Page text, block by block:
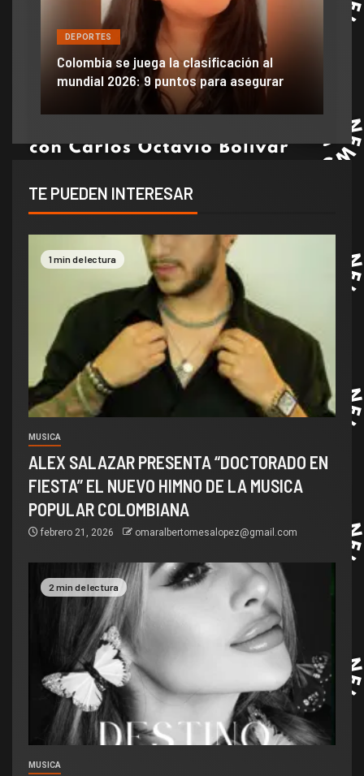
DEPORTES
Colombia se juega la clasificación al
mundial 2026: 9 puntos para asegurar
TE PUEDEN INTERESAR
1 min de lectura
MUSICA
ALEX SALAZAR PRESENTA “DOCTORADO EN
FIESTA” EL NUEVO HIMNO DE LA MUSICA
POPULAR COLOMBIANA
febrero 21, 2026 omaralbertomesalopez@gmail.com
2 min de lectura
MUSICA